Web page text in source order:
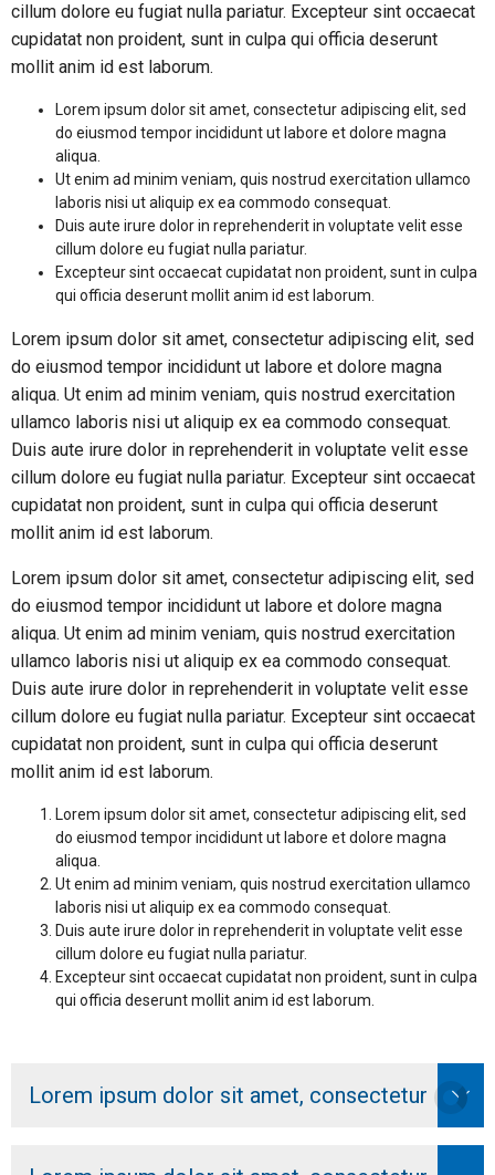
cillum dolore eu fugiat nulla pariatur. Excepteur sint occaecat
cupidatat non proident, sunt in culpa qui officia deserunt
mollit anim id est laborum.
Lorem ipsum dolor sit amet, consectetur adipiscing elit, sed
do eiusmod tempor incididunt ut labore et dolore magna
aliqua.
Ut enim ad minim veniam, quis nostrud exercitation ullamco
laboris nisi ut aliquip ex ea commodo consequat.
Duis aute irure dolor in reprehenderit in voluptate velit esse
cillum dolore eu fugiat nulla pariatur.
Excepteur sint occaecat cupidatat non proident, sunt in culpa
qui officia deserunt mollit anim id est laborum.
Lorem ipsum dolor sit amet, consectetur adipiscing elit, sed
do eiusmod tempor incididunt ut labore et dolore magna
aliqua. Ut enim ad minim veniam, quis nostrud exercitation
ullamco laboris nisi ut aliquip ex ea commodo consequat.
Duis aute irure dolor in reprehenderit in voluptate velit esse
cillum dolore eu fugiat nulla pariatur. Excepteur sint occaecat
cupidatat non proident, sunt in culpa qui officia deserunt
mollit anim id est laborum.
Lorem ipsum dolor sit amet, consectetur adipiscing elit, sed
do eiusmod tempor incididunt ut labore et dolore magna
aliqua. Ut enim ad minim veniam, quis nostrud exercitation
ullamco laboris nisi ut aliquip ex ea commodo consequat.
Duis aute irure dolor in reprehenderit in voluptate velit esse
cillum dolore eu fugiat nulla pariatur. Excepteur sint occaecat
cupidatat non proident, sunt in culpa qui officia deserunt
mollit anim id est laborum.
Lorem ipsum dolor sit amet, consectetur adipiscing elit, sed
do eiusmod tempor incididunt ut labore et dolore magna
aliqua.
Ut enim ad minim veniam, quis nostrud exercitation ullamco
laboris nisi ut aliquip ex ea commodo consequat.
Duis aute irure dolor in reprehenderit in voluptate velit esse
cillum dolore eu fugiat nulla pariatur.
Excepteur sint occaecat cupidatat non proident, sunt in culpa
qui officia deserunt mollit anim id est laborum.
Lorem ipsum dolor sit amet, consectetur